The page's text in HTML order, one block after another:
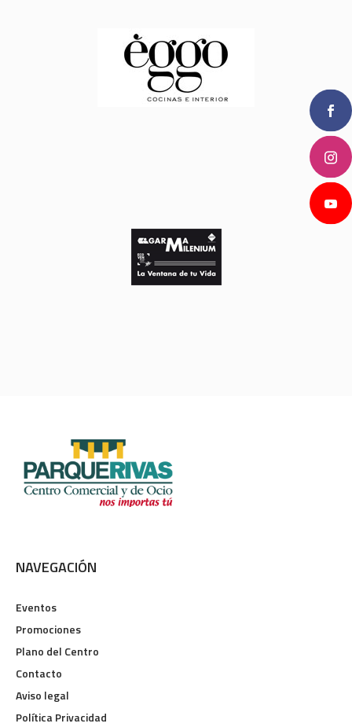
NAVEGACIÓN
Eventos
Promociones
Plano del Centro
Contacto
Aviso legal
Política Privacidad